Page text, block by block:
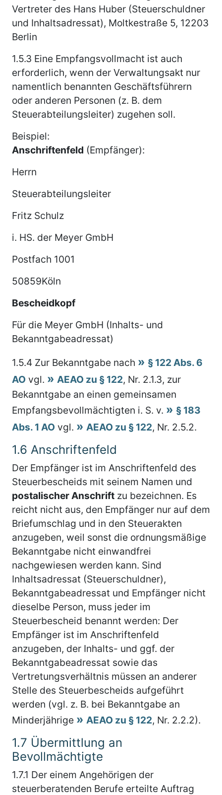
Vertreter des Hans Huber (Steuerschuldner
und Inhaltsadressat), Moltkestraße 5, 12203
Berlin
1.5.3 Eine Empfangsvollmacht ist auch
erforderlich, wenn der Verwaltungsakt nur
namentlich benannten Geschäftsführern
oder anderen Personen (z. B. dem
Steuerabteilungsleiter) zugehen soll.
Beispiel:
Anschriftenfeld (Empfänger):
Herrn
Steuerabteilungsleiter
Fritz Schulz
i. HS. der Meyer GmbH
Postfach 1001
50859Köln
Bescheidkopf
Für die Meyer GmbH (Inhalts- und
Bekanntgabeadressat)
1.5.4 Zur Bekanntgabe nach
§ 122 Abs. 6
AO vgl. AEAO zu § 122, Nr. 2.1.3, zur
Bekanntgabe an einen gemeinsamen
Empfangsbevollmächtigten i. S. v.
§ 183
Abs. 1 AO vgl. AEAO zu § 122, Nr. 2.5.2.
1.6 Anschriftenfeld
Der Empfänger ist im Anschriftenfeld des
Steuerbescheids mit seinem Namen und
postalischer Anschrift zu bezeichnen. Es
reicht nicht aus, den Empfänger nur auf dem
Briefumschlag und in den Steuerakten
anzugeben, weil sonst die ordnungsmäßige
Bekanntgabe nicht einwandfrei
nachgewiesen werden kann. Sind
Inhaltsadressat (Steuerschuldner),
Bekanntgabeadressat und Empfänger nicht
dieselbe Person, muss jeder im
Steuerbescheid benannt werden: Der
Empfänger ist im Anschriftenfeld
anzugeben, der Inhalts- und ggf. der
Bekanntgabeadressat sowie das
Vertretungsverhältnis müssen an anderer
Stelle des Steuerbescheids aufgeführt
werden (vgl. z. B. bei Bekanntgabe an
Minderjährige
AEAO zu § 122, Nr. 2.2.2).
1.7 Übermittlung an
Bevollmächtigte
1.7.1 Der einem Angehörigen der
steuerberatenden Berufe erteilte Auftrag